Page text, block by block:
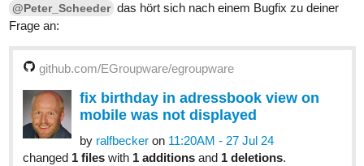
@Peter_Scheeder das hört sich nach einem Bugfix zu deiner
Frage an:
github.com/EGroupware/egroupware
fix birthday in adressbook view on
mobile was not displayed
by ralfbecker on 11:20AM - 27 Jul 24
changed 1 files with 1 additions and 1 deletions.